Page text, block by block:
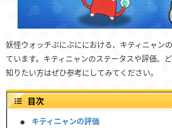
妖怪ウォッチぷにぷににおける、キティニャン
ています。キティニャンのステータスや評価、
知りたい方はぜひ参考にしてみてください。
目次
キティニャンの評価